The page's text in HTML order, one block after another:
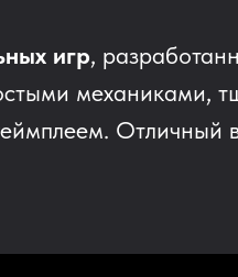
игр,
механиками,
Отличный